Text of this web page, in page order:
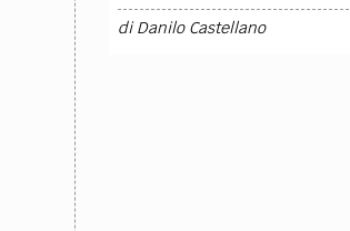
diDanilo Castellano